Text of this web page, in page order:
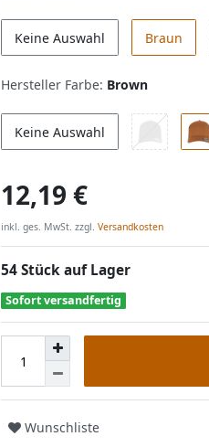
Keine Auswahl Braun
Hersteller Farbe: Brown
Keine Auswahl
12,19 €
inkl. ges. MwSt. zzgl. Versandkosten
54 Stück auf Lager
Sofort versandfertig
Wunschliste